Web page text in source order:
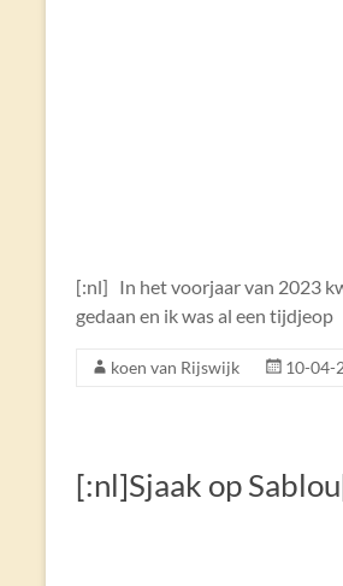
[:nl] In het voorjaar van 2023
gedaan en ik was al een tijdjeop
koen van Rijswijk 10-04-
[:nl]Sjaak op